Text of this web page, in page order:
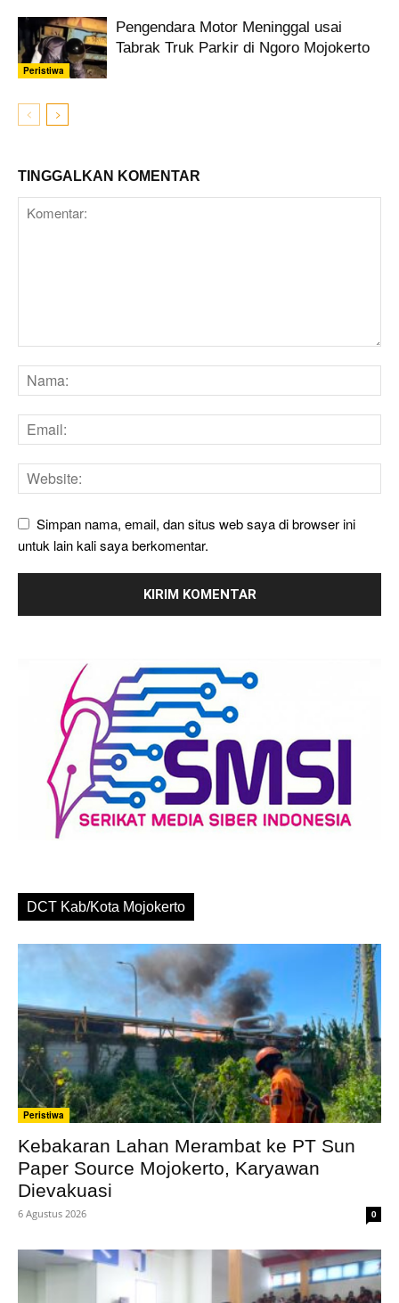
Peristiwa
Pengendara Motor Meninggal usai
Tabrak Truk Parkir di Ngoro Mojokerto
TINGGALKAN KOMENTAR
Simpan nama, email, dan situs web saya di browser ini
untuk lain kali saya berkomentar.
DCT Kab/Kota Mojokerto
Peristiwa
Kebakaran Lahan Merambat ke PT Sun
Paper Source Mojokerto, Karyawan
Dievakuasi
6 Agustus 2026 0